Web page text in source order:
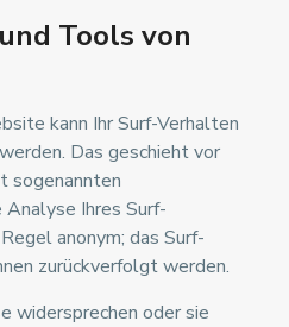
Tools von
kann Ihr Surf-Verhalten
Das geschieht vor
sogenannten
Ihres Surf-
anonym; das Surf-
zurückverfolgt werden.
widersprechen oder sie